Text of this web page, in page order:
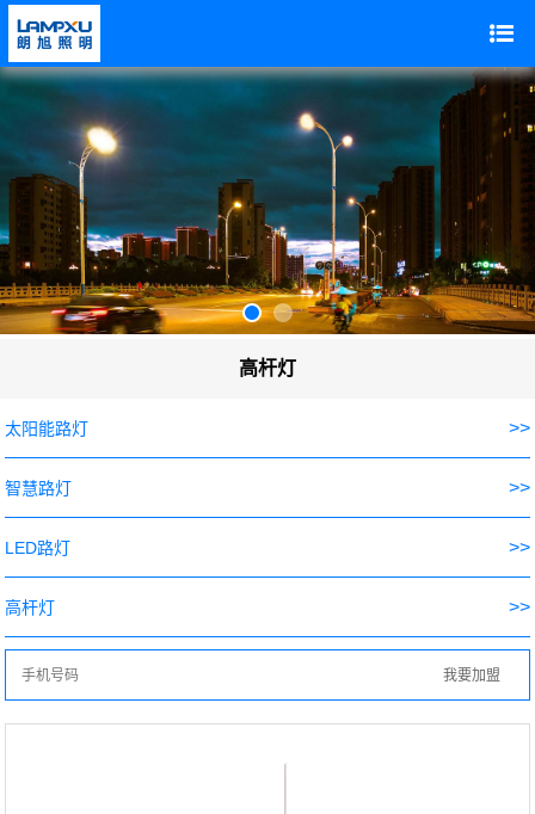
高杆灯
太阳能路灯 >>
智慧路灯 >>
LED路灯 >>
高杆灯 >>